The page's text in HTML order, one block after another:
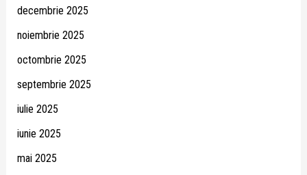
decembrie 2025
noiembrie 2025
octombrie 2025
septembrie 2025
iulie 2025
iunie 2025
mai 2025